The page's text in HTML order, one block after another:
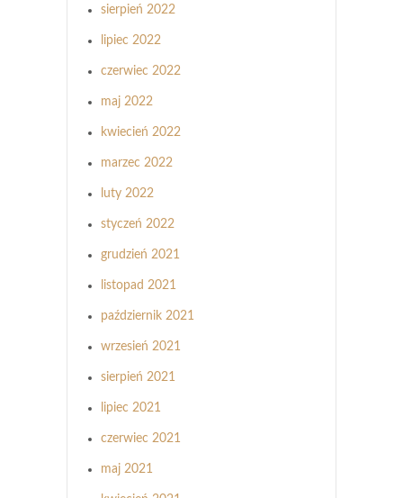
sierpień 2022
lipiec 2022
czerwiec 2022
maj 2022
kwiecień 2022
marzec 2022
luty 2022
styczeń 2022
grudzień 2021
listopad 2021
październik 2021
wrzesień 2021
sierpień 2021
lipiec 2021
czerwiec 2021
maj 2021